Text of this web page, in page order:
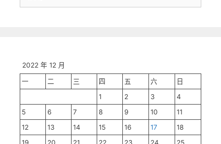
尋:
2022 年 12 月
一 二 三 四 五 六
日
1
2 3
4
5
6 7 8 9 10
11
12
13 14 15 16 17
18